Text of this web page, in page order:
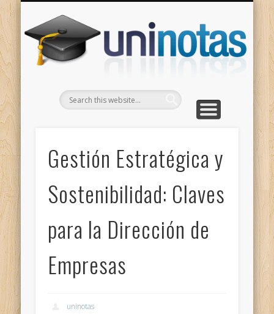
Gestión Estratégica y
Sostenibilidad: Claves
para la Dirección de
Empresas
uninotas